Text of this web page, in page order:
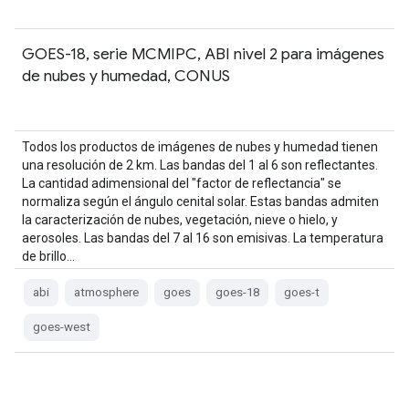
GOES-18, serie MCMIPC, ABI nivel 2 para imágenes
de nubes y humedad, CONUS
Todos los productos de imágenes de nubes y humedad tienen
una resolución de 2 km. Las bandas del 1 al 6 son reflectantes.
La cantidad adimensional del "factor de reflectancia" se
normaliza según el ángulo cenital solar. Estas bandas admiten
la caracterización de nubes, vegetación, nieve o hielo, y
aerosoles. Las bandas del 7 al 16 son emisivas. La temperatura
de brillo…
abi atmosphere goes goes-18 goes-t
goes-west